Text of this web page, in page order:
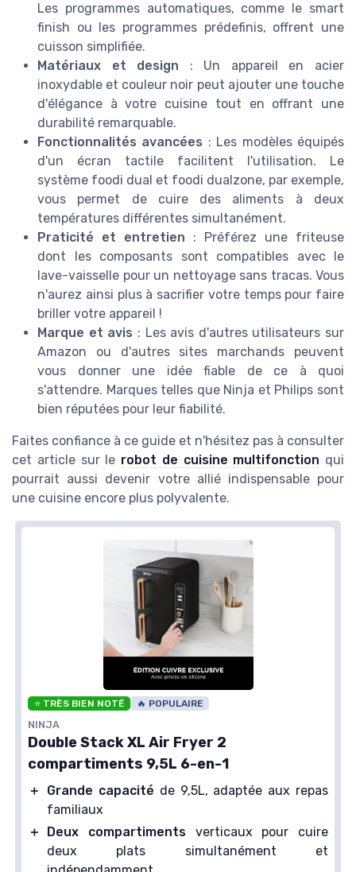
Les programmes automatiques, comme le smart
finish ou les programmes prédefinis, offrent une
cuisson simplifiée.
Matériaux et design : Un appareil en acier
inoxydable et couleur noir peut ajouter une touche
d'élégance à votre cuisine tout en offrant une
durabilité remarquable.
Fonctionnalités avancées : Les modèles équipés
d'un écran tactile facilitent l'utilisation. Le
système foodi dual et foodi dualzone, par exemple,
vous permet de cuire des aliments à deux
températures différentes simultanément.
Praticité et entretien : Préférez une friteuse
dont les composants sont compatibles avec le
lave-vaisselle pour un nettoyage sans tracas. Vous
n'aurez ainsi plus à sacrifier votre temps pour faire
briller votre appareil !
Marque et avis : Les avis d'autres utilisateurs sur
Amazon ou d'autres sites marchands peuvent
vous donner une idée fiable de ce à quoi
s'attendre. Marques telles que Ninja et Philips sont
bien réputées pour leur fiabilité.
Faites confiance à ce guide et n'hésitez pas à consulter
cet article sur le robot de cuisine multifonction qui
pourrait aussi devenir votre allié indispensable pour
une cuisine encore plus polyvalente.
⭐ TRÈS BIEN NOTÉ 🔥 POPULAIRE
NINJA
Double Stack XL Air Fryer 2
compartiments 9,5L 6-en-1
＋ Grande capacité de 9,5L, adaptée aux repas
familiaux
＋
Deux compartimentsverticaux pour cuire
deux plats simultanément et